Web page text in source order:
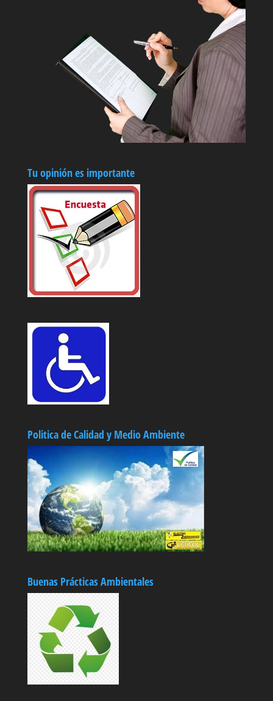
Tu opinión es importante
Politica de Calidad y Medio Ambiente
Buenas Prácticas Ambientales